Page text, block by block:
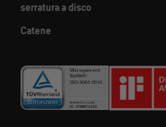
serratura a disco
Catene